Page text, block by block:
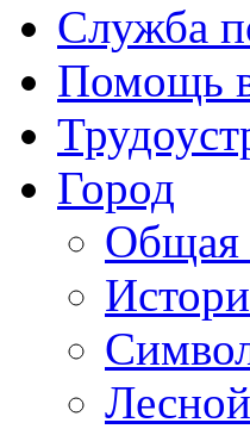
Служба
Помощь
Город
Общая